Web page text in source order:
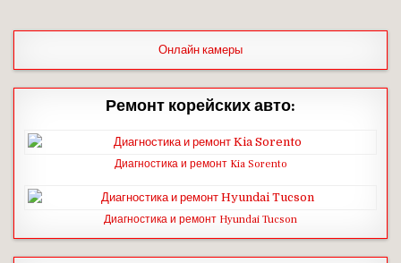
Онлайн камеры
Ремонт корейских авто:
Диагностика и ремонт Kia Sorento
Диагностика и ремонт Hyundai Tucson